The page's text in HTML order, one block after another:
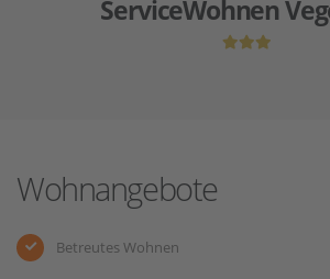
ServiceWohnen
Wohnangebote
Betreutes Wohnen